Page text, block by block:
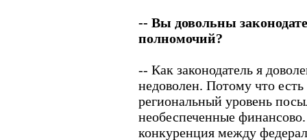
-- Вы довольны
полномочий?
-- Как законодатель я
недоволен. Потому что есть
региональный уровень
необеспеченные
конкуренция между